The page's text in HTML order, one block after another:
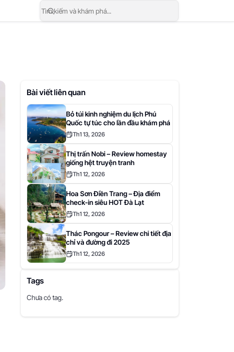
Bài viết liên quan
Bỏ túi kinh nghiệm du lịch Phú
Quốc tự túc cho lần đầu khám phá
Th1 13, 2026
Thị trấn Nobi – Review homestay
giống hệt truyện tranh
Th1 12, 2026
Hoa Sơn Điền Trang – Địa điểm
check-in siêu HOT Đà Lạt
Th1 12, 2026
Thác Pongour – Review chi tiết địa
chỉ và đường đi 2025
Th1 12, 2026
Tags
Chưa có tag.